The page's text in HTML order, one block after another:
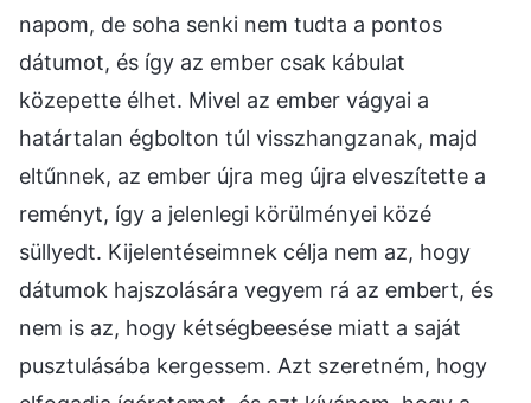
napom, de soha senki nem tudta a pontos
dátumot, és így az ember csak kábulat
közepette élhet. Mivel az ember vágyai a
határtalan égbolton túl visszhangzanak, majd
eltűnnek, az ember újra meg újra elveszítette a
reményt, így a jelenlegi körülményei közé
süllyedt. Kijelentéseimnek célja nem az, hogy
dátumok hajszolására vegyem rá az embert, és
nem is az, hogy kétségbeesése miatt a saját
pusztulásába kergessem. Azt szeretném, hogy